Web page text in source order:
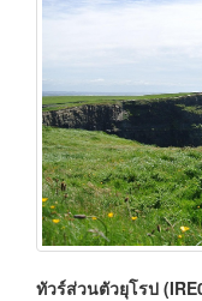
ทัวร์ส่วนตัวยุโรป